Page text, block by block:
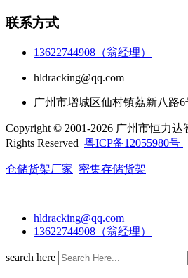
联系方式
13622744908（翁经理）
hldracking@qq.com
广州市增城区仙村镇荔新八路
Copyright © 2001-2026 广州市恒力
Rights Reserved 粤ICP备12055980号
仓储货架厂家 密集存储货架
hldracking@qq.com
13622744908（翁经理）
search here